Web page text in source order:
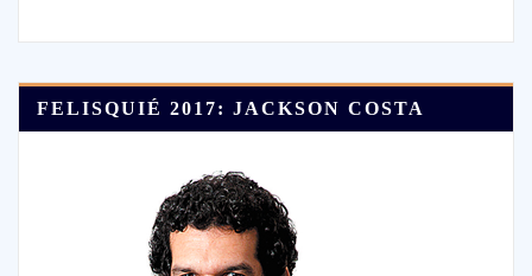
FELISQUIÉ 2017: JACKSON COSTA